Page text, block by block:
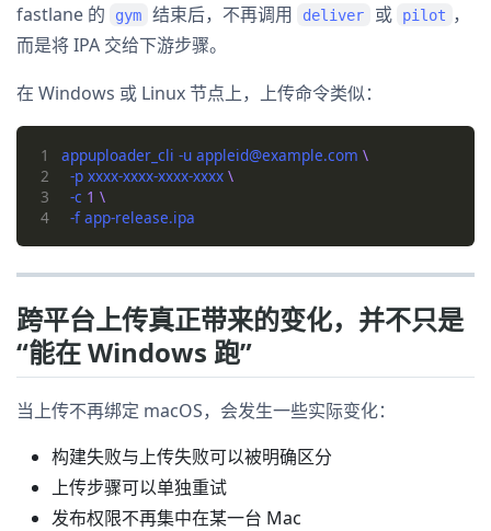
fastlane 的
gym 结束后，不再调用 deliver 或 pilot ，
而是将 IPA 交给下游步骤。
在 Windows 或 Linux 节点上，上传命令类似：
1 appuploader_cli -u appleid@example.com
2
  -p xxxx-xxxx-xxxx-xxxx
3
  -c
1
4
跨平台上传真正带来的变化，并不只是
“能在 Windows 跑”
当上传不再绑定 macOS，会发生一些实际变化：
构建失败与上传失败可以被明确区分
上传步骤可以单独重试
发布权限不再集中在某一台 Mac